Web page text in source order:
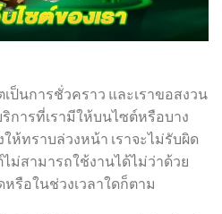
ป็นการชั่วคราว และเราขอสงวน
การที่เรามีให้บนไซต์หรือบาง
ห้ทราบล่วงหน้า เราจะไม่รับผิด
ม่สามารถใช้งานได้ไม่ว่าด้วย
หรือในช่วงเวลาใดก็ตาม